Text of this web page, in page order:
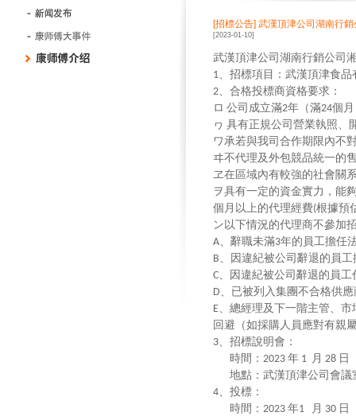
[招標公告] 武漢頂津公司湖南行
[2023-01-10]
武漢頂津公司湖南行銷公司
1、招標項目：武漢頂津食
2、合格投標商資格要求：
ロ 公司成立滿2年（滿24個
ヮ 具有正規公司營業執照、
ワ承若與我司合作期限內不
ヰ不代理及外包競品統一的
ヱ在區域內有較強的社會關
ヲ具有一定的資金實力，能
個月以上的代理經費(根據預
ン以下情況的代理商不參加
A、辭職未滿3年的員工擔任
B、因違紀被公司辭退的員
C、因違紀被公司辭退的員
D、已被列入集團不合格供
E、總經理及下一階主管、
回避（如採購人員應對有親
3、招標說明會：
時間： 2023 年 1 月 28 日
地點：武漢頂津公司會
4、投標：
時間： 2023 年1 月 30 日